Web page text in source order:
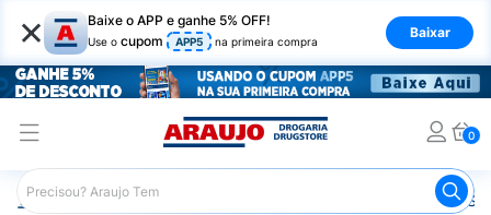
× Baixe o APP e ganhe 5% OFF!
Use o cupom APP5 na primeira compra
Baixar
0
Araujo Infantil Sabonete Infantil